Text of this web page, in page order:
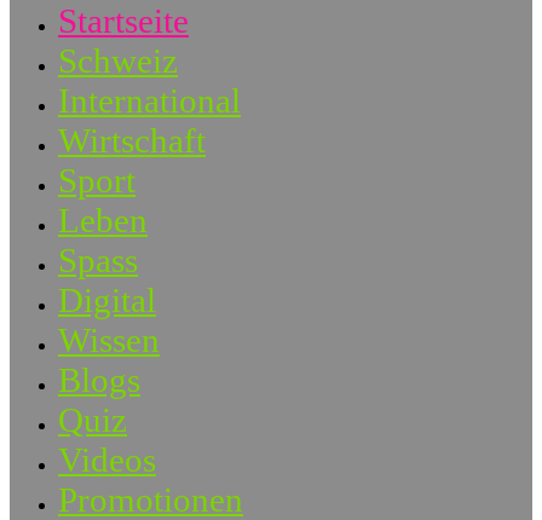
Startseite
Schweiz
International
Wirtschaft
Sport
Leben
Spass
Digital
Wissen
Blogs
Quiz
Videos
Promotionen